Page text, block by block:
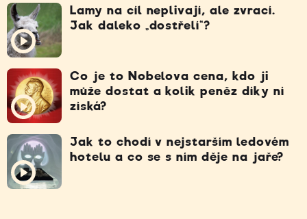
Lamy na cíl neplivají, ale zvrací.
Jak daleko „dostřelí“?
Co je to Nobelova cena, kdo ji
může dostat a kolik peněz díky ní
získá?
Jak to chodí v nejstarším ledovém
hotelu a co se s ním děje na jaře?